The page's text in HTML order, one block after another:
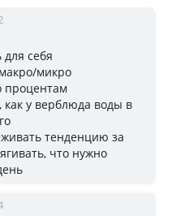
себя
микро
процентам
как у верблюда воды в
тенденцию за
что нужно